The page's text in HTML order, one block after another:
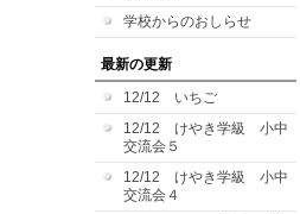
学校からのおしらせ
最新の更新
12/12 いちご
12/12 けやき学級 小中
交流会５
12/12 けやき学級 小中
交流会４